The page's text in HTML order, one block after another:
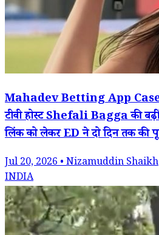
Mahadev Betting App Case:
टीवी होस्ट Shefali Bagga की
लिंक को लेकर ED ने दो दिन तक की
Jul 20, 2026 • Nizamuddin Shaikh
INDIA